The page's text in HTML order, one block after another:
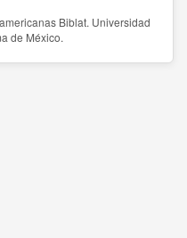
Biblat. Universidad
de México.